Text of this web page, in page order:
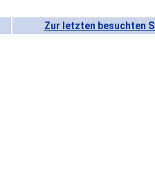
Zur letzten besuchten